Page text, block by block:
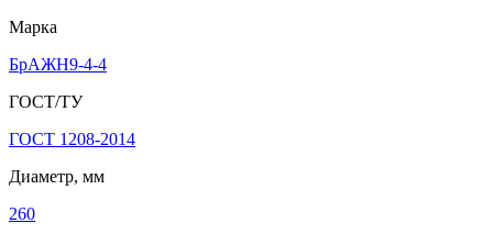
Марка
БрАЖН9-4-4
ГОСТ/ТУ
ГОСТ 1208-2014
Диаметр, мм
260